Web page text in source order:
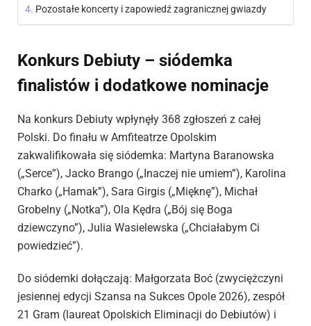
Pozostałe koncerty i zapowiedź zagranicznej gwiazdy
Konkurs Debiuty – siódemka
finalistów i dodatkowe nominacje
Na konkurs Debiuty wpłynęły 368 zgłoszeń z całej
Polski. Do finału w Amfiteatrze Opolskim
zakwalifikowała się siódemka: Martyna Baranowska
(„Serce”), Jacko Brango („Inaczej nie umiem”), Karolina
Charko („Hamak”), Sara Girgis („Mięknę”), Michał
Grobelny („Notka”), Ola Kędra („Bój się Boga
dziewczyno”), Julia Wasielewska („Chciałabym Ci
powiedzieć”).
Do siódemki dołączają: Małgorzata Boć (zwyciężczyni
jesiennej edycji Szansa na Sukces Opole 2026), zespół
21 Gram (laureat Opolskich Eliminacji do Debiutów) i